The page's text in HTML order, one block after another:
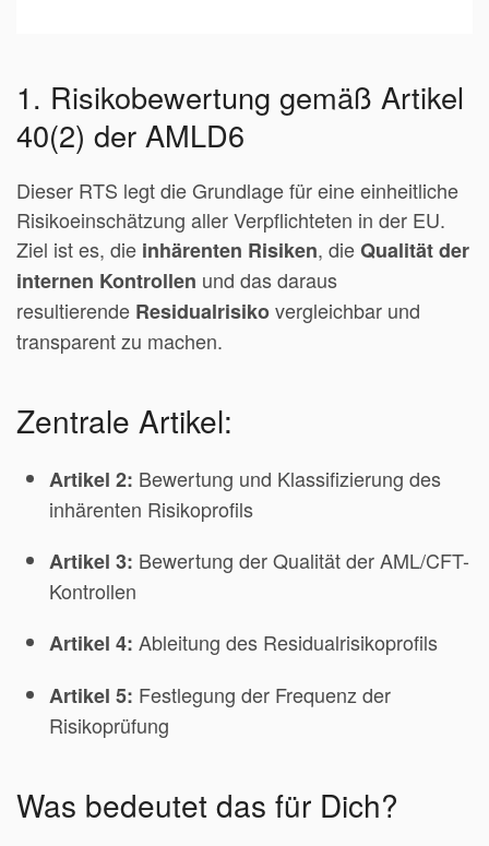
1. Risikobewertung gemäß Artikel
40(2) der AMLD6
Dieser RTS legt die Grundlage für eine einheitliche
Risikoeinschätzung aller Verpflichteten in der EU.
Ziel ist es, die inhärenten Risiken, dieQualität der
internen Kontrollen und das daraus
resultierende Residualrisikovergleichbar und
transparent zu machen.
Zentrale Artikel:
Artikel 2: Bewertung und Klassifizierung des
inhärenten Risikoprofils
Artikel 3: Bewertung der Qualität der AML/CFT-
Kontrollen
Artikel 4: Ableitung des Residualrisikoprofils
Artikel 5: Festlegung der Frequenz der
Risikoprüfung
Was bedeutet das für Dich?